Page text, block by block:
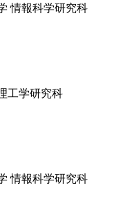
情報科学研究科
工学研究科
情報科学研究科